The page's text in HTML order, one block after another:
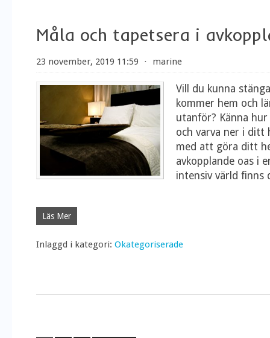
Måla och tapetsera i
23 november, 2019 11:59 ⋅ marine
Vill du kunna
kommer hem och
utanför? Känna
och varva ner i ditt
med att göra ditt
avkopplande oas i
intensiv värld finns
Läs Mer
Inlaggd i kategori: Okategoriserade